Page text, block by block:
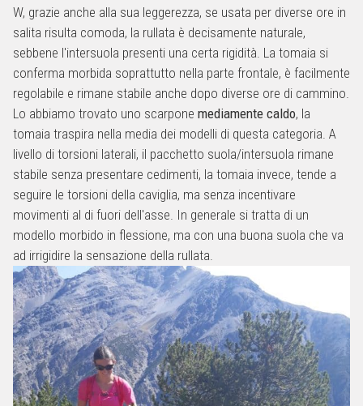
W, grazie anche alla sua leggerezza, se usata per diverse ore in
salita risulta comoda, la rullata è decisamente naturale,
sebbene l'intersuola presenti una certa rigidità. La tomaia si
conferma morbida soprattutto nella parte frontale, è facilmente
regolabile e rimane stabile anche dopo diverse ore di cammino.
Lo abbiamo trovato uno scarpone mediamente caldo, la
tomaia traspira nella media dei modelli di questa categoria. A
livello di torsioni laterali, il pacchetto suola/intersuola rimane
stabile senza presentare cedimenti, la tomaia invece, tende a
seguire le torsioni della caviglia, ma senza incentivare
movimenti al di fuori dell'asse. In generale si tratta di un
modello morbido in flessione, ma con una buona suola che va
ad irrigidire la sensazione della rullata.